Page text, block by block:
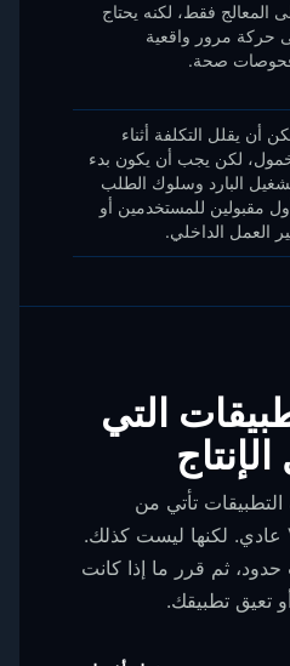
المعالج فقط، لكنه يحتاج
حركة مرور واقعية
صحة.
أن يقلل التكلفة أثناء
لكن يجب أن يكون بدء
البارد وسلوك الطلب
مقبولين للمستخدمين أو
العمل الداخلي.
التي
تأتي من
افتراض أنها تتصرف مثل VPS عادي. لكنها ليست كذلك.
حدود، ثم قرر ما إذا كانت
تعيق تطبيقك.